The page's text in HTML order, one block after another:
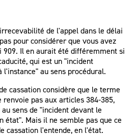
de l'appel dans le délai
pour considérer que vous avez
909. Il en aurait été différemment si
qui est un "incident
au sens procédural.
cassation considère que le terme
renvoie pas aux articles 384-385,
sens de "incident devant le
état". Mais il ne semble pas que ce
cassation l'entende, en l'état.